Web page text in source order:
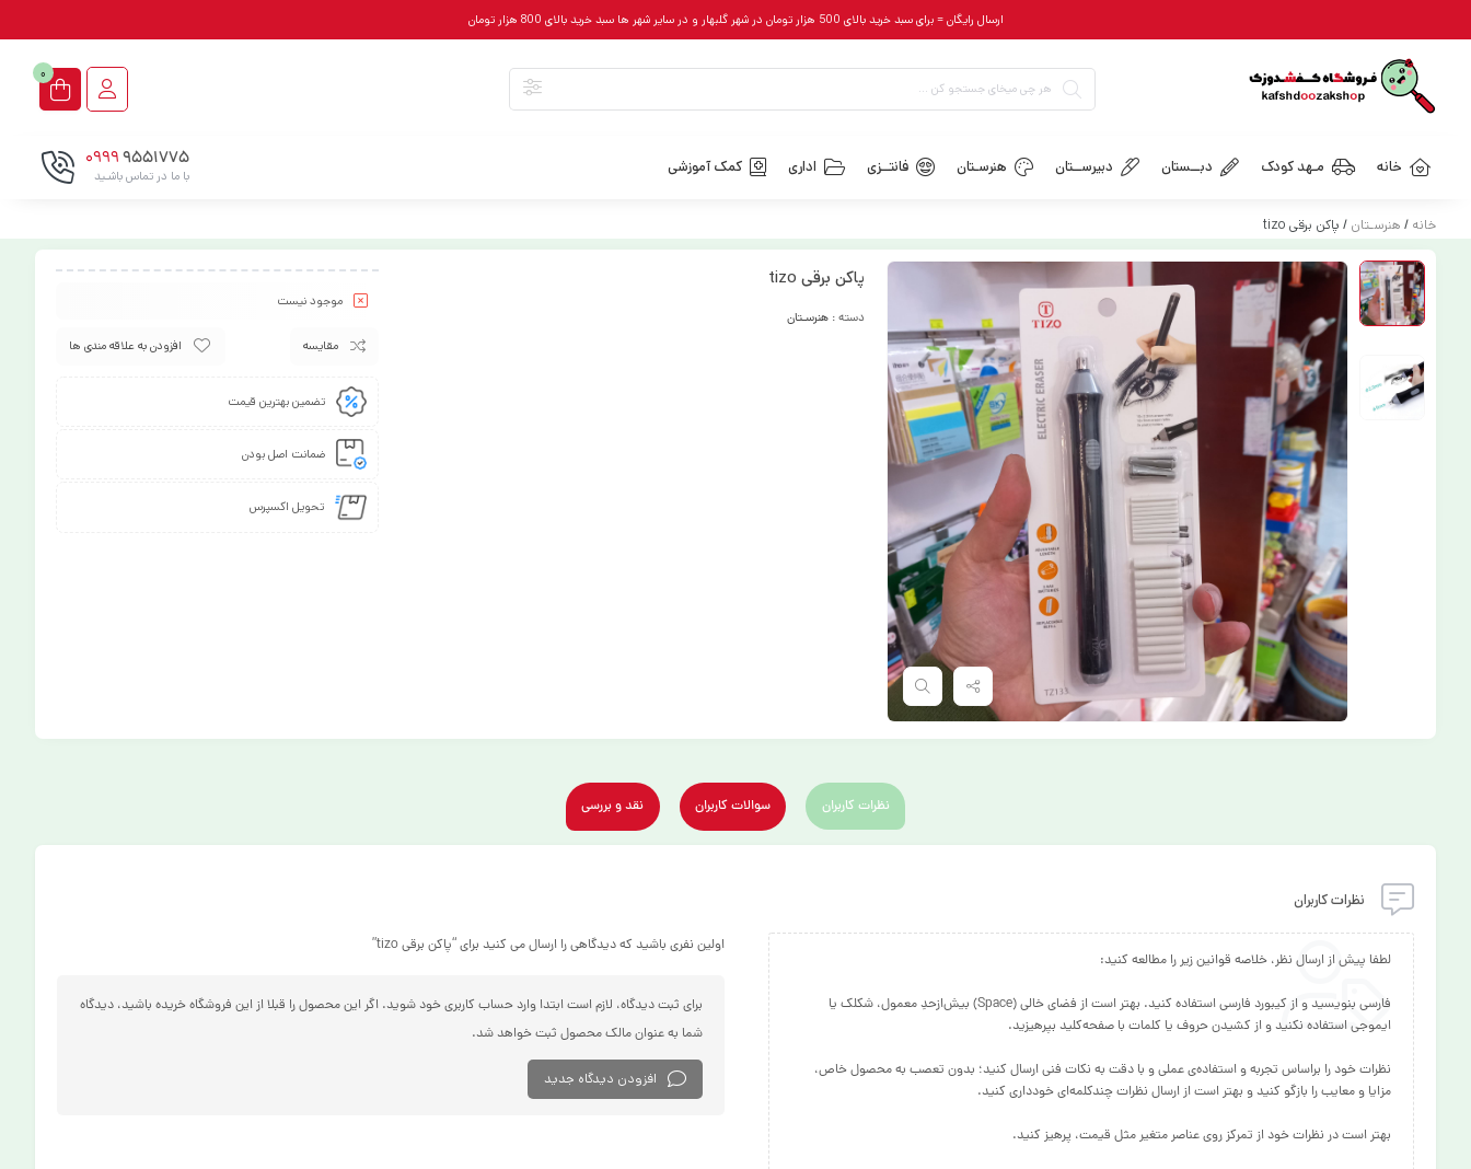
ارسال رایگان = برای سبد خرید بالای 500 هزار تومان در شهر گلبهار و در سایر شهر ها سبد خرید بالای 800 هزار تومان
0
خانه مـهد کودک دبــستان دبیرســتان هنرسـتان فانتــزی اداری کمک آموزشی 9551775
0999
با ما در تماس باشـید
خانه / هنرسـتان / پاکن برقی tizo
پاکن برقی tizo
دسته :هنرسـتان
موجود نیست
مقایسه افزودن به علاقه مندی ها
تضمین بهترین قیمت
ضمانت اصل بودن
تحویل اکسپرس
نظرات کاربران سوالات کاربران نقد و بررسی
نظرات کاربران
فارسی بنویسید و از کیبورد فارسی استفاده کنید. بهتر است از فضای خالی (Space) بیش‌از‌حدِ معمول، شکلک یا
نظرات خود را براساس تجربه و استفاده‌ی عملی و با دقت به نکات فنی ارسال کنید؛ بدون تعصب به محصول خاص،
اولین نفری باشید که دیدگاهی را ارسال می کنید برای “پاکن برقی tizo”
برای ثبت دیدگاه، لازم است ابتدا وارد حساب کاربری خود شوید. اگر این محصول را قبلا از این فروشگاه خریده باشید، دیدگاه
شما به عنوان مالک محصول ثبت خواهد شد.
افزودن دیدگاه جدید